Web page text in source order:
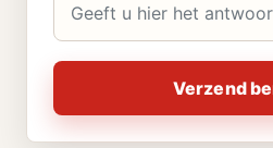
Verzend